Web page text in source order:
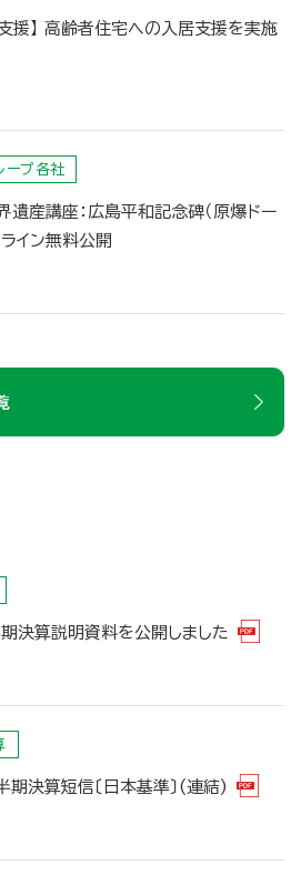
援】 高齢者住宅への入居支援を実施
ープ各社
遺産講座：広島平和記念碑（原爆ドー
イン無料公開
算説明資料を公開しました
決算短信〔日本基準〕(連結)